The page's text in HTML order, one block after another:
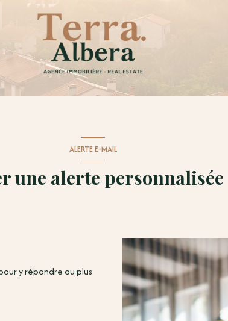
ALERTE E-MAIL
une alerte personnalisée
y répondre au plus